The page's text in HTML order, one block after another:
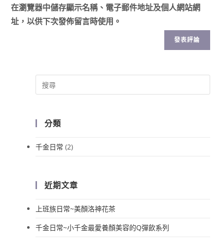
在瀏覽器中儲存顯示名稱、電子郵件地址及個人網站網
址，以供下次發佈留言時使用。
分類
千金日常 (2)
近期文章
上班族日常~美顏洛神花茶
千金日常~小千金最愛養顏美容的Q彈飲系列